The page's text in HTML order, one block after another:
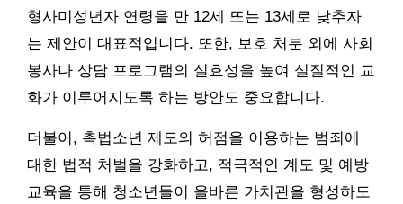
형사미성년자 연령을 만 12세 또는 13세로 낮추자
는 제안이 대표적입니다. 또한, 보호 처분 외에 사회
봉사나 상담 프로그램의 실효성을 높여 실질적인 교
화가 이루어지도록 하는 방안도 중요합니다.
더불어, 촉법소년 제도의 허점을 이용하는 범죄에
대한 법적 처벌을 강화하고, 적극적인 계도 및 예방
교육을 통해 청소년들이 올바른 가치관을 형성하도